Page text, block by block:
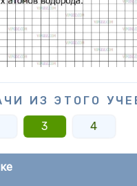
ИЗ ЭТОГО
3 4